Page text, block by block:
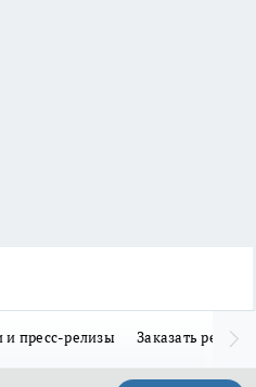
и пресс-релизы Заказать